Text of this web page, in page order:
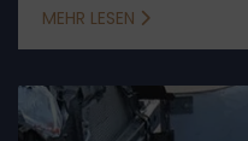
MEHR LESEN